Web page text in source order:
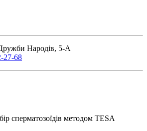
Народів, 5-А
27-68
сперматозоїдів методом TESA